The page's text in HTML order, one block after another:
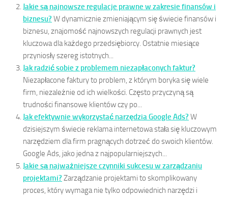
Jakie są najnowsze regulacje prawne w zakresie finansów i
biznesu? W dynamicznie zmieniającym się świecie finansów i
biznesu, znajomość najnowszych regulacji prawnych jest
kluczowa dla każdego przedsiębiorcy. Ostatnie miesiące
przyniosły szereg istotnych...
Jak radzić sobie z problemem niezapłaconych faktur?
Niezapłacone faktury to problem, z którym boryka się wiele
firm, niezależnie od ich wielkości. Często przyczyną są
trudności finansowe klientów czy po...
Jak efektywnie wykorzystać narzędzia Google Ads? W
dzisiejszym świecie reklama internetowa stała się kluczowym
narzędziem dla firm pragnących dotrzeć do swoich klientów.
Google Ads, jako jedna z najpopularniejszych...
Jakie są najważniejsze czynniki sukcesu w zarządzaniu
projektami? Zarządzanie projektami to skomplikowany
proces, który wymaga nie tylko odpowiednich narzędzi i